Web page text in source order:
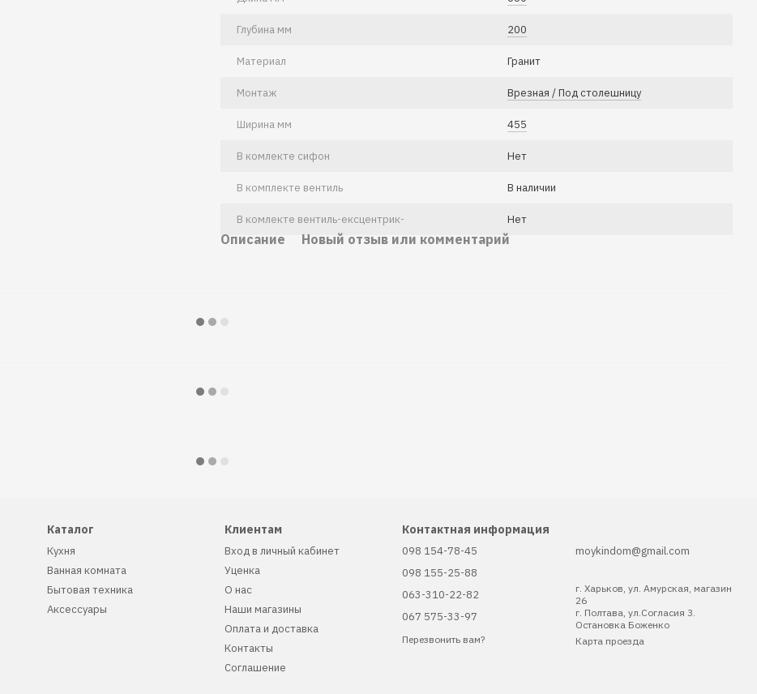
Глубина мм 200
Материал Гранит
Монтаж Врезная / Под столешницу
Ширина мм 455
В комлекте сифон Нет
В комплекте вентиль В наличии
В комлекте вентиль-ексцентрик- Нет
Описание Новый отзыв или комментарий
Каталог
Кухня
Ванная комната
Бытовая техника
Аксессуары
Клиентам
Вход в личный кабинет
Уценка
О нас
Наши магазины
Оплата и доставка
Контакты
Соглашение
Контактная информация
098 154-78-45
098 155-25-88
063-310-22-82
067 575-33-97
Перезвонить вам?
moykindom@gmail.com
г. Харьков, ул. Амурская, магазин
26
г. Полтава, ул.Согласия 3.
Остановка Боженко
Карта проезда